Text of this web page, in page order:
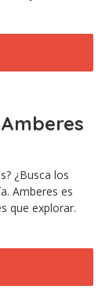
¿Busca los
Amberes es
que explorar.